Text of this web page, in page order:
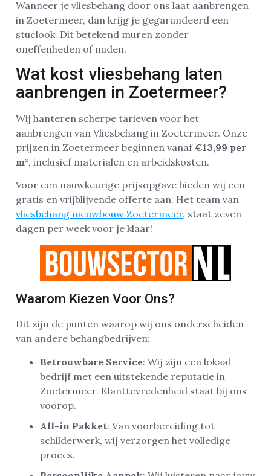
Wanneer je vliesbehang door ons laat aanbrengen
in Zoetermeer, dan krijg je gegarandeerd een
stuclook. Dit betekend muren zonder
oneffenheden of naden.
Wat kost vliesbehang laten
aanbrengen in Zoetermeer?
Wij hanteren scherpe tarieven voor het
aanbrengen van Vliesbehang in Zoetermeer. Onze
prijzen in Zoetermeer beginnen vanaf€13,99 per
m², inclusief materialen en arbeidskosten.
Voor een nauwkeurige prijsopgave bieden wij een
gratis en vrijblijvende offerte aan. Het team van
vliesbehang nieuwbouw Zoetermeer, staat zeven
dagen per week voor je klaar!
Waarom Kiezen Voor Ons?
Dit zijn de punten waarop wij ons onderscheiden
van andere behangbedrijven:
Betrouwbare Service: Wij zijn een lokaal
bedrijf met een uitstekende reputatie in
Zoetermeer. Klanttevredenheid staat bij ons
voorop.
All-in Pakket: Van voorbereiding tot
schilderwerk, wij verzorgen het volledige
proces.